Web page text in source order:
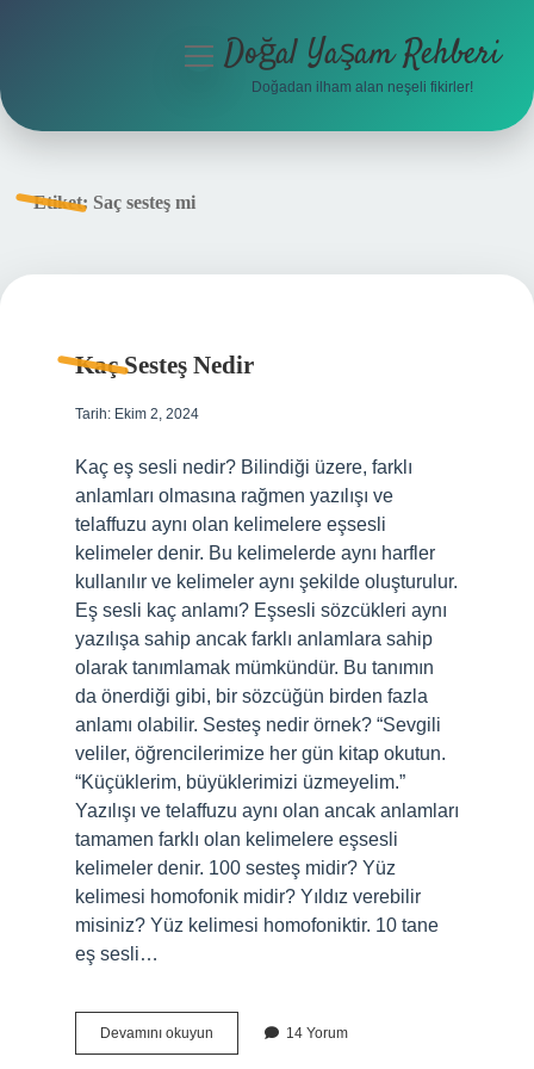
menüyüDoğal Yaşam Rehberi
Doğadan ilham alan neşeli fikirler!
Etiket: Saç sesteş mi
Kaç Sesteş Nedir
Tarih: Ekim 2, 2024
Kaç eş sesli nedir? Bilindiği üzere, farklı
anlamları olmasına rağmen yazılışı ve
telaffuzu aynı olan kelimelere eşsesli
kelimeler denir. Bu kelimelerde aynı harfler
kullanılır ve kelimeler aynı şekilde oluşturulur.
Eş sesli kaç anlamı? Eşsesli sözcükleri aynı
yazılışa sahip ancak farklı anlamlara sahip
olarak tanımlamak mümkündür. Bu tanımın
da önerdiği gibi, bir sözcüğün birden fazla
anlamı olabilir. Sesteş nedir örnek? “Sevgili
veliler, öğrencilerimize her gün kitap okutun.
“Küçüklerim, büyüklerimizi üzmeyelim.”
Yazılışı ve telaffuzu aynı olan ancak anlamları
tamamen farklı olan kelimelere eşsesli
kelimeler denir. 100 sesteş midir? Yüz
kelimesi homofonik midir? Yıldız verebilir
misiniz? Yüz kelimesi homofoniktir. 10 tane
eş sesli…
Devamını okuyun
Sesteş
14 Yorum